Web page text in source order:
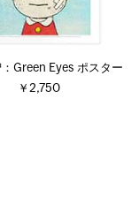
Green Eyes ポスター
￥2,750